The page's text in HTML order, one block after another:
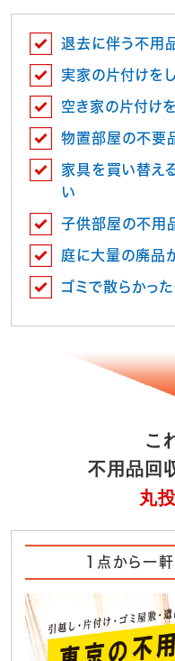
退去に伴う不用
実家の片付けを
空き家の片付け
物置部屋の不要
家具を買い替え
い
子供部屋の不用
庭に大量の廃品
ゴミで散らかっ
こ
不用品回
丸
1点から一